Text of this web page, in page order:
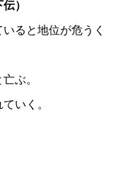
ると地位が危うく
ぶ。
いく。